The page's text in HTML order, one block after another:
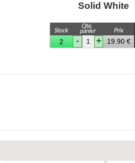
Solid White
2 - + 19.90 €